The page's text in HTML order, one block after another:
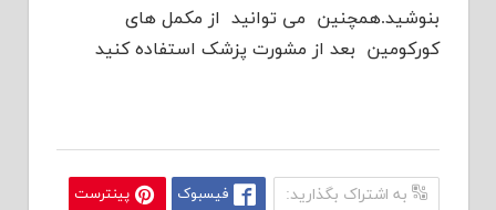
بنوشید.همچنین می توانید از مکمل های
کورکومین بعد از مشورت پزشک استفاده کنید
به اشتراک بگذارید: فیسبوک پینترست